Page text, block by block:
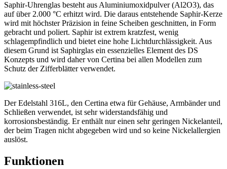
Saphir-Uhrenglas besteht aus Aluminiumoxidpulver (Al2O3), das
auf über 2.000 °C erhitzt wird. Die daraus entstehende Saphir-Kerze
wird mit höchster Präzision in feine Scheiben geschnitten, in Form
gebracht und poliert. Saphir ist extrem kratzfest, wenig
schlagempfindlich und bietet eine hohe Lichtdurchlässigkeit. Aus
diesem Grund ist Saphirglas ein essenzielles Element des DS
Konzepts und wird daher von Certina bei allen Modellen zum
Schutz der Zifferblätter verwendet.
Der Edelstahl 316L, den Certina etwa für Gehäuse, Armbänder und
Schließen verwendet, ist sehr widerstandsfähig und
korrosionsbeständig. Er enthält nur einen sehr geringen Nickelanteil,
der beim Tragen nicht abgegeben wird und so keine Nickelallergien
auslöst.
Funktionen